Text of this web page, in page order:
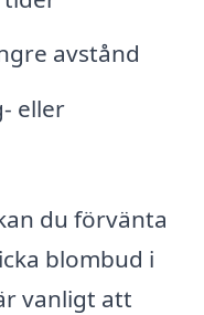
avstånd
eller
du förvänta
blombud i
vanligt att